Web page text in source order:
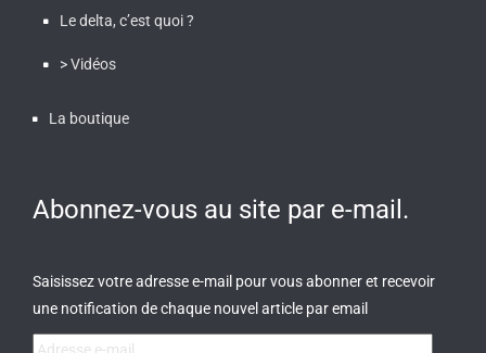
Le delta, c’est quoi ?
> Vidéos
La boutique
Abonnez-vous au site par e-mail.
Saisissez votre adresse e-mail pour vous abonner et recevoir
une notification de chaque nouvel article par email
Adresse